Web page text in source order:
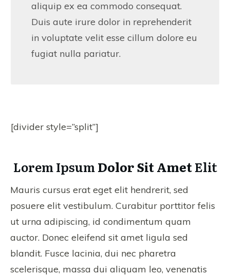
aliquip ex ea commodo consequat.
Duis aute irure dolor in reprehenderit
in voluptate velit esse cillum dolore eu
fugiat nulla pariatur.
[divider style=”split”]
Lorem IpsumDolor Sit AmetElit
Mauris cursus erat eget elit hendrerit, sed
posuere elit vestibulum. Curabitur porttitor felis
ut urna adipiscing, id condimentum quam
auctor. Donec eleifend sit amet ligula sed
blandit. Fusce lacinia, dui nec pharetra
scelerisque, massa dui aliquam leo, venenatis